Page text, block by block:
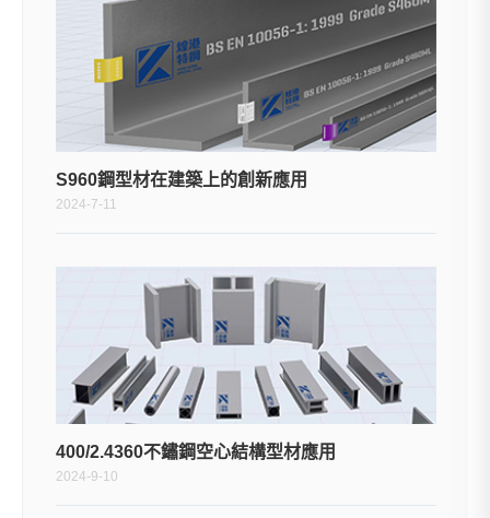
S960鋼型材在建築上的創新應用
2024-7-11
400/2.4360不鏽鋼空心結構型材應用
2024-9-10